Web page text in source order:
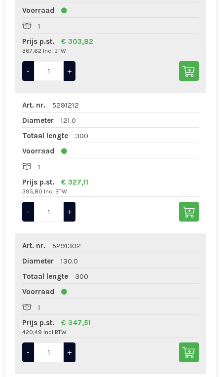
Voorraad
1
Prijs p.st.
€ 303,82
367,62 Incl BTW
- +
Art. nr.
5291212
Diameter
121.0
Totaal lengte
300
Voorraad
1
Prijs p.st.
€ 327,11
395,80 Incl BTW
- +
Art. nr.
5291302
Diameter
130.0
Totaal lengte
300
Voorraad
1
Prijs p.st.
€ 347,51
420,49 Incl BTW
- +